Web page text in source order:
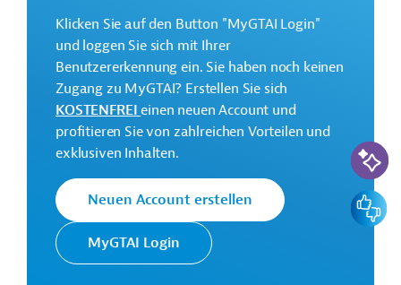
1,6 Millionen US-Dollar
Geberbeitrag:
1,6 Millionen US-Dollar (Zuschuss)
Kontaktadresse
Die ADB ist die wichtigste
Klicken Sie auf den Button "MyGTAI Login"
und loggen Sie sich mit Ihrer
Benutzererkennung ein. Sie haben noch keinen
Zugang zu MyGTAI? Erstellen Sie sich
KOSTENFREIeinen neuen Account und
profitieren Sie von zahlreichen Vorteilen und
exklusiven Inhalten.
Neuen Account erstellen
MyGTAI Login
KI-